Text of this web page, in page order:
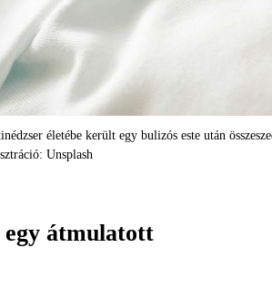
életébe került egy bulizós este után
Unsplash
átmulatott